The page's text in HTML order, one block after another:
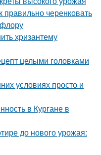
правильно черенковать
хризантему
целыми головками
условиях просто и
в Кургане в
до нового урожая: